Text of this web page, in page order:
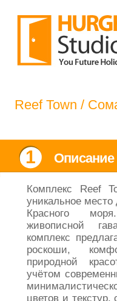
Reef Town /
Комплекс Reef
уникальное
Красного
живописной
комплекс
роскоши,
природной
учётом
цветов и
Площадь
до 112м2.